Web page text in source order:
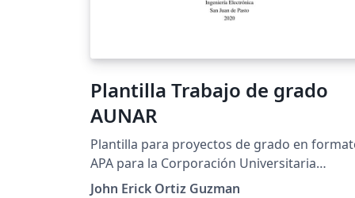
Plantilla Trabajo de grado
AUNAR
Plantilla para proyectos de grado en
APA para la Corporación Universitaria
Autónoma de Nariño (AUNAR)
John Erick Ortiz Guzman